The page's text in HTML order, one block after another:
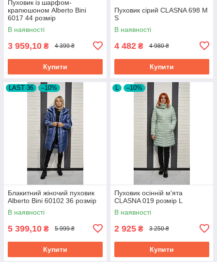
Пуховик із шарфом-
крапюшоном Alberto Bini
6017 44 розмір
В наявності
3 959,10 ₴ 4 399 ₴
Купити
Пуховик сірий CLASNA 698 M
S
В наявності
4 482 ₴ 4 980 ₴
Купити
LAST 36 –10%
Блакитний жіночий пуховик
Alberto Bini 60102 36 розмір
В наявності
5 399,10 ₴ 5 999 ₴
Купити
–10%
Пуховик осінній м'ята
CLASNA 019 розмір L
В наявності
2 925 ₴ 3 250 ₴
Купити